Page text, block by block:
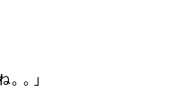
。」